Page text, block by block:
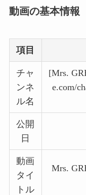
動画の基本情報
項目
チャ
ンネ
ル名
[Mrs.
e.com/
公開
日
動画
タイ
トル
Mrs.